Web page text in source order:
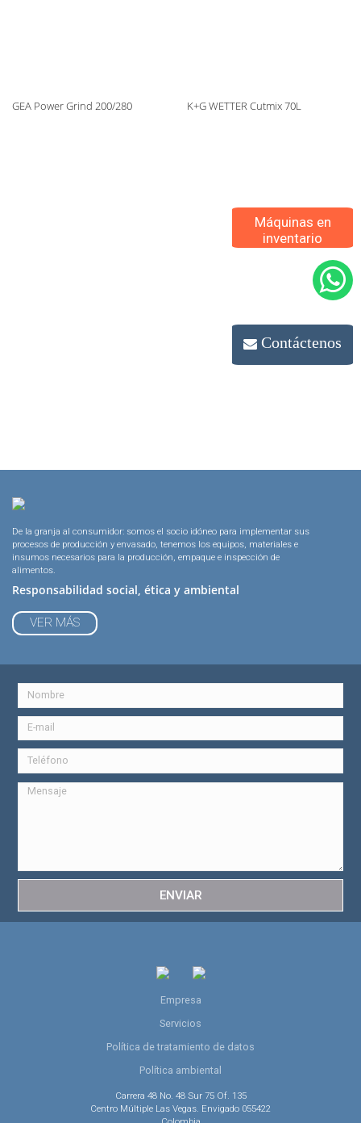
Contáctenos
Máquinas en
inventario
GEA Power Grind 200/280 K+G WETTER Cutmix 70L
De la granja al consumidor: somos el socio idóneo para implementar sus
procesos de producción y envasado, tenemos los equipos, materiales e
insumos necesarios para la producción, empaque e inspección de
alimentos.
Responsabilidad social, ética y ambiental
VER MÁS
ENVIAR
Empresa
Servicios
Política de tratamiento de datos
Política ambiental
Carrera 48 No. 48 Sur 75 Of. 135
Centro Múltiple Las Vegas. Envigado 055422